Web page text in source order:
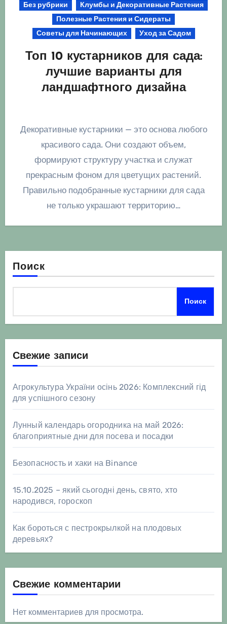
Без рубрики
Клумбы и Декоративные Растения
Полезные Растения и Сидераты
Советы для Начинающих
Уход за Садом
Топ 10 кустарников для сада:
лучшие варианты для
ландшафтного дизайна
Декоративные кустарники — это основа любого
красивого сада. Они создают объем,
формируют структуру участка и служат
прекрасным фоном для цветущих растений.
Правильно подобранные кустарники для сада
не только украшают территорию…
Поиск
Поиск
Свежие записи
Агрокультура України осінь 2026: Комплексний гід
для успішного сезону
Лунный календарь огородника на май 2026:
благоприятные дни для посева и посадки
Безопасность и хаки на Binance
15.10.2025 – який сьогодні день, свято, хто
народився, гороскоп
Как бороться с пестрокрылкой на плодовых
деревьях?
Свежие комментарии
Нет комментариев для просмотра.